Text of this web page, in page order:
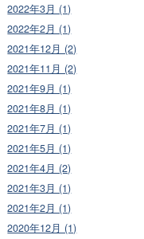
2022年3月 (1)
2022年2月 (1)
2021年12月 (2)
2021年11月 (2)
2021年9月 (1)
2021年8月 (1)
2021年7月 (1)
2021年5月 (1)
2021年4月 (2)
2021年3月 (1)
2021年2月 (1)
2020年12月 (1)